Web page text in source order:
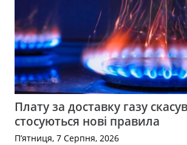
Плату за доставку газу
стосуються нові правила
П’ятниця, 7 Серпня, 2026